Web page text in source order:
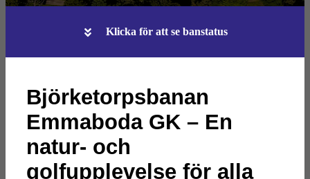
Klicka för att se banstatus
Björketorpsbanan
Emmaboda GK – En
natur- och
golfupplevelse för alla